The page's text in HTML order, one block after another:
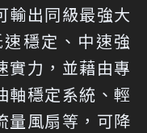
輸出同級最強大
穩定、中速強
實力，並藉由專
軸穩定系統、輕
量風扇等，可降